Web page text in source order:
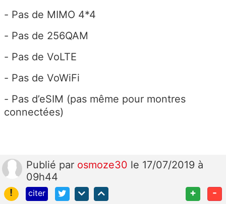
- Pas de MIMO 4*4
- Pas de 256QAM
- Pas de VoLTE
- Pas de VoWiFi
- Pas d’eSIM (pas même pour montres
connectées)
Publié par osmoze30 le 17/07/2019 à
09h44
!
citer + -